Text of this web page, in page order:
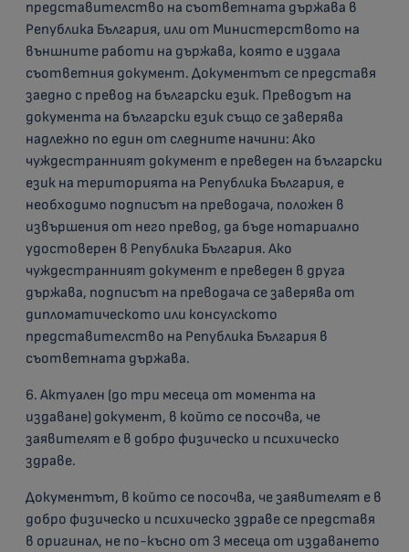
представителство на съответната държава в
Република България, или от Министерството на
външните работи на държава, която е издала
съответния документ. Документът се представя
заедно с превод на български език. Преводът на
документа на български език също се заверява
надлежно по един от следните начини: Ако
чуждестранният документ е преведен на български
език на територията на Република България, е
необходимо подписът на преводача, положен в
извършения от него превод, да бъде нотариално
удостоверен в Република България. Ако
чуждестранният документ е преведен в друга
държава, подписът на преводача се заверява от
дипломатическото или консулското
представителство на Република България в
съответната държава.
6. Актуален (до три месеца от момента на
издаване) документ, в който се посочва, че
заявителят е в добро физическо и психическо
здраве.
Документът, в който се посочва, че заявителят е в
добро физическо и психическо здраве се представя
в оригинал, не по-късно от 3 месеца от издаването